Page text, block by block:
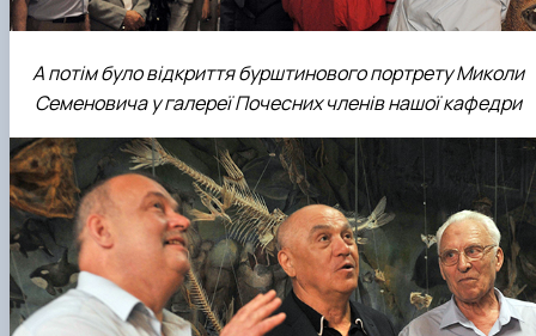
А потім було відкриття бурштинового портрету Миколи
Семеновича у галереї Почесних членів нашої кафедри